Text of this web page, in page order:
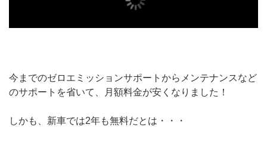
今までのゼロエミッションサポートからメンテナンスなど
のサポートを省いて、月額料金が安くなりました！
しかも、新車では2年も無料だとは・・・